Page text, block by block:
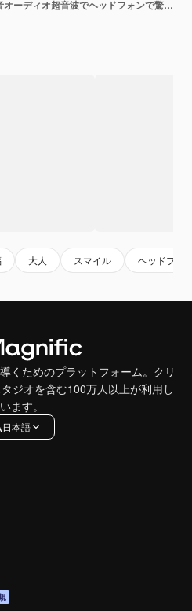
引き裂かれた黄色の背景音オーディオ超音波でヘッドフォンで驚いた若い男
大人 スマイル ヘッドフォ
くためのプラットフォーム。クリ
ジオを含む100万人以上が利用し
ます。
日本語